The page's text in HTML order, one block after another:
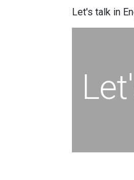
Let's talk in